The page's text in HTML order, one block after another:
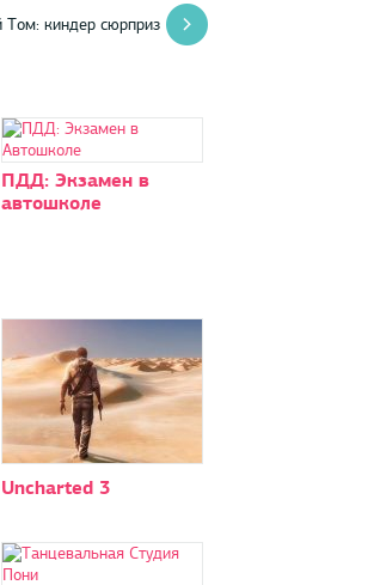
Том: киндер сюрприз
ПДД: Экзамен в
автошколе
Uncharted 3